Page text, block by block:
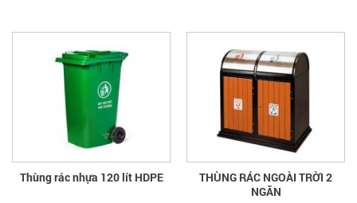
Thùng rác nhựa 120 lít HDPE
THÙNG RÁC NGOÀI TRỜI 2
NGĂN